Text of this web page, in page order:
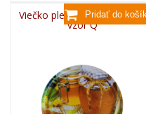
Viečko plechové TWIST 82 -
vzor Q